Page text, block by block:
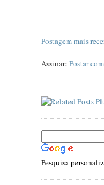
Postagem mais
Assinar: Postar
Pesquisa